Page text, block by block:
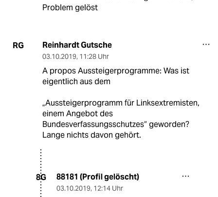
Problem gelöst
RG Reinhardt Gutsche
03.10.2019, 11:28 Uhr
A propos Aussteigerprogramme: Was ist
eigentlich aus dem
„Aussteigerprogramm für Linksextremisten,
einem Angebot des
Bundesverfassungsschutzes“ geworden?
Lange nichts davon gehört.
8G 88181 (Profil gelöscht)
03.10.2019, 12:14 Uhr